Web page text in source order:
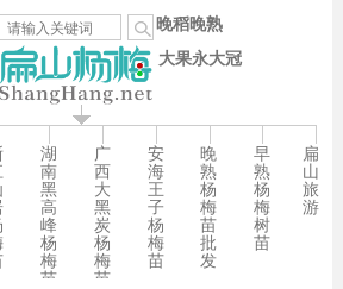
晚稻晚熟
大果永大冠
湖
南
黑
高
峰
杨
梅
苗
广
西
大
黑
炭
杨
梅
苗
安
海
王
子
杨
梅
苗
晚
熟
杨
梅
苗
批
发
早
熟
杨
梅
树
苗
扁
山
旅
游